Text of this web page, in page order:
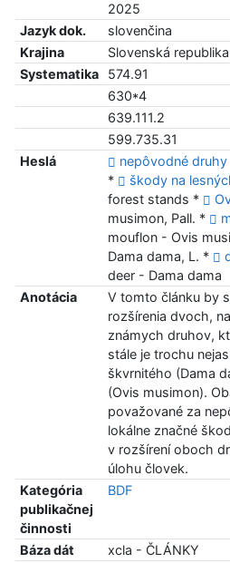
2025
Jazyk dok.
slovenčina
Krajina
Slovenská republika
Systematika
574.91
630*4
639.111.2
599.735.31
Heslá
nepôvodné druhy
*
škody na
forest stands *
musimon, Pall. *
mouflon - Ovis
Dama dama, L. *
deer - Dama dama
Anotácia
V tomto článku by
rozšírenia dvoch,
známych druhov,
stále je trochu
škvrnitého (Dama
(Ovis musimon).
považované za
lokálne značné
v rozšírení oboch
úlohu človek.
Kategória
publikačnej
činnosti
BDF
Báza dát
xcla - ČLÁNKY